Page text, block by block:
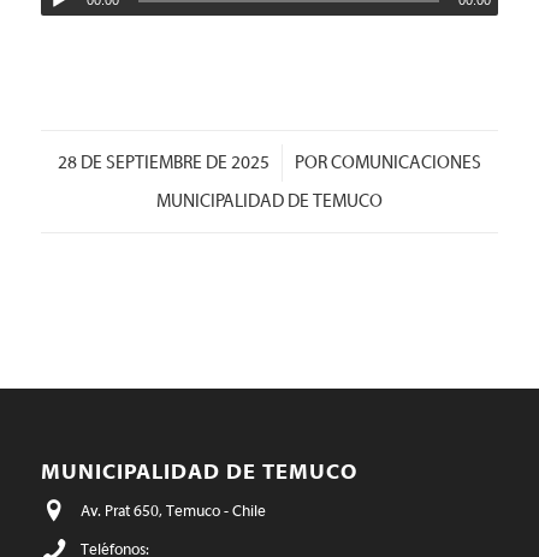
28 DE SEPTIEMBRE DE 2025
/ PORCOMUNICACIONES
MUNICIPALIDAD DE TEMUCO
MUNICIPALIDAD DE TEMUCO
Av. Prat 650, Temuco - Chile
Teléfonos: